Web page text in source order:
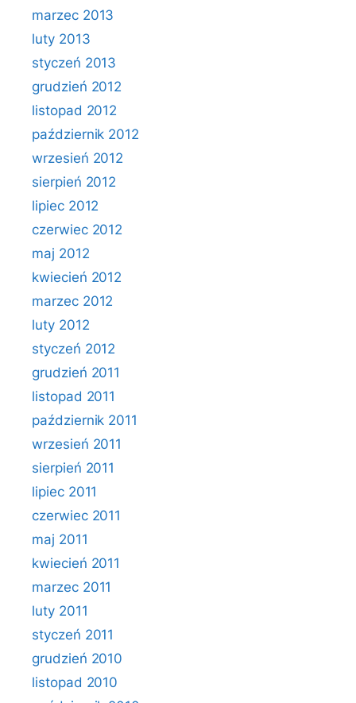
marzec 2013
luty 2013
styczeń 2013
grudzień 2012
listopad 2012
październik 2012
wrzesień 2012
sierpień 2012
lipiec 2012
czerwiec 2012
maj 2012
kwiecień 2012
marzec 2012
luty 2012
styczeń 2012
grudzień 2011
listopad 2011
październik 2011
wrzesień 2011
sierpień 2011
lipiec 2011
czerwiec 2011
maj 2011
kwiecień 2011
marzec 2011
luty 2011
styczeń 2011
grudzień 2010
listopad 2010